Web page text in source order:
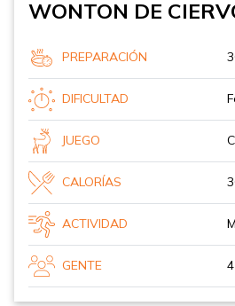
WONTON DE
PREPARACIÓN
DIFICULTAD
JUEGO
CALORÍAS
ACTIVIDAD
GENTE 4